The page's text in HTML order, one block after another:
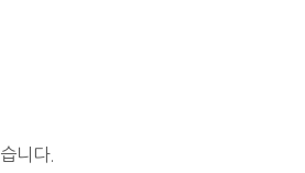
니다.